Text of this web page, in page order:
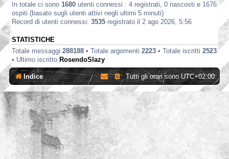
In totale ci sono 1680 utenti connessi : 4 registrati, 0 nascosti e 1676
ospiti (basato sugli utenti attivi negli ultimi 5 minuti)
Record di utenti connessi: 3535 registrato il 2 ago 2026, 5:56
STATISTICHE
Totale messaggi 288188 • Totale argomenti 2223 • Totale iscritti 2523
• Ultimo iscritto RosendoSlazy
Indice Tutti gli orari sonoUTC+02:00